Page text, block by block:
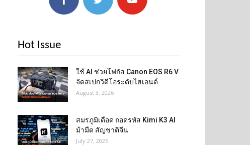
Hot Issue
ใช้ AI ช่วยโฟกัส Canon EOS R6 V
จัดสเปกวิดีโอระดับไฮเอนด์
August 3, 2026
สมรภูมิเดือด ถอดรหัส Kimi K3 AI
ม้ามืด สัญชาติจีน
July 27, 2026